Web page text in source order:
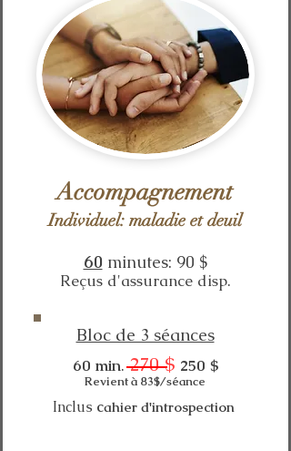
Accompagnement
Individuel: maladie et deuil
60 minutes: 90 $
Reçus d'assurance disp.
Bloc de 3 séances
60 min.270 $ 250 $​
Revient à 83$/séance
Inclus cahier d'introspection